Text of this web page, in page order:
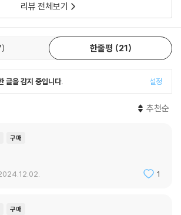
는 아티스트의 영혼이 깃든 표지 작업과 함께 하나의
구성된 독창적인 소설선, 즉 예술 선집이 되었다.
의 독특한 향기와 그윽한 예술적 매혹을 갖게 된 것
두 세계의 만남이 이루어낸 영혼의 조화로움 때문
및 동 대학원 회화과를 졸업했다. 도쿄갤러리 개
참가했다. 자신만의 정원을 구축하고, 현실과 판
화시키며 거칠게 날이 선 나무와 신비롭고 낯선
서정적 조형세계를 구축하며 활발하게 활동하고
리뷰 전체보기
한줄평 21
글을 감지 중입니다. 설정
추천순
구매
1
구매